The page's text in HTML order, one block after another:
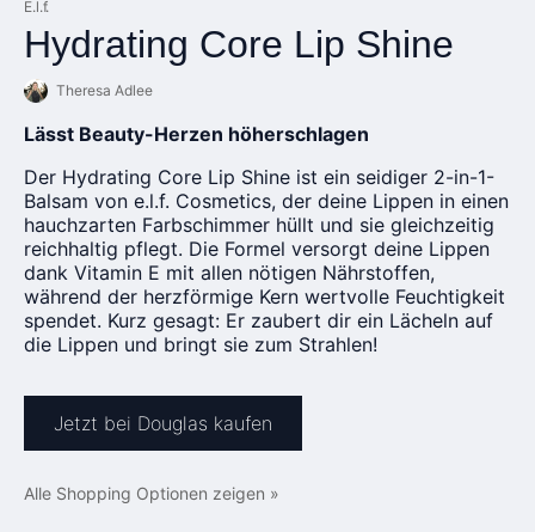
E.l.f.
Hydrating Core Lip Shine
Theresa Adlee
Lässt Beauty-Herzen höherschlagen
Der Hydrating Core Lip Shine ist ein seidiger 2-in-1-
Balsam von e.l.f. Cosmetics, der deine Lippen in einen
hauchzarten Farbschimmer hüllt und sie gleichzeitig
reichhaltig pflegt. Die Formel versorgt deine Lippen
dank Vitamin E mit allen nötigen Nährstoffen,
während der herzförmige Kern wertvolle Feuchtigkeit
spendet. Kurz gesagt: Er zaubert dir ein Lächeln auf
die Lippen und bringt sie zum Strahlen!
Jetzt bei Douglas kaufen
Alle Shopping Optionen zeigen »